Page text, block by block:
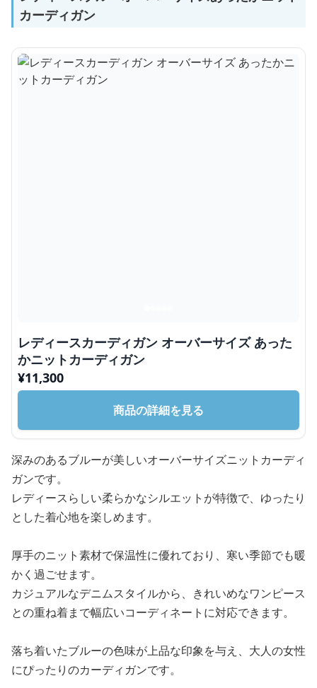
カーディガン
レディースカーディガン オーバーサイズ あった
かニットカーディガン
¥11,300
商品の詳細を見る
深みのあるブルーが美しいオーバーサイズニットカーディ
ガンです。
レディースらしい柔らかなシルエットが特徴で、ゆったり
とした着心地を楽しめます。
厚手のニット素材で保温性に優れており、寒い季節でも暖
かく過ごせます。
カジュアルなデニムスタイルから、きれいめなワンピース
との重ね着まで幅広いコーディネートに対応できます。
落ち着いたブルーの色味が上品な印象を与え、大人の女性
にぴったりのカーディガンです。